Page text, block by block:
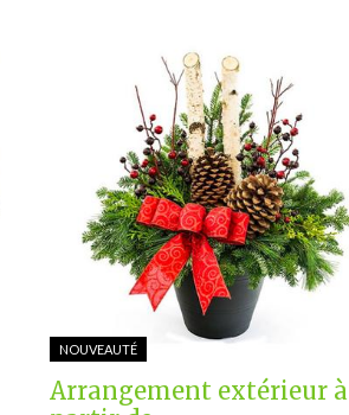
NOUVEAUTÉ
Arrangement extérieur à